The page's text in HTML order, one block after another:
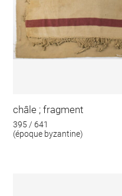
châle ; fragment
395 / 641
(époque byzantine)